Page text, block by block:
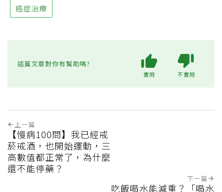
癌症治療
這篇文章對你有幫助嗎?
實用 不實用
上一篇
【慢病100問】我已經戒
菸戒酒，也開始運動，三
高數值都正常了，為什麼
還不能停藥？
下一篇
吃飯喝水能減重？「喝水